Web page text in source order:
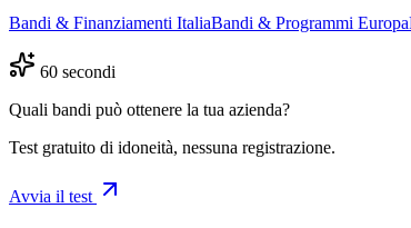
Bandi & Finanziamenti ItaliaBandi & Programmi Europa
60 secondi
Quali bandi può ottenere la tua azienda?
Test gratuito di idoneità, nessuna registrazione.
Avvia il test